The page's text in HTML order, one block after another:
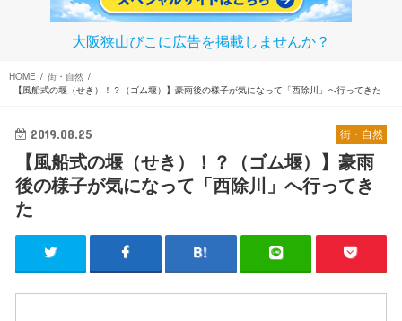
大阪狭山びこに広告を掲載しませんか？
HOME
街・自然
【風船式の堰（せき）！？（ゴム堰）】豪雨後の様子が気になって「西除川」へ行ってきた
街・自然
2019.08.25
【風船式の堰（せき）！？（ゴム堰）】豪雨
後の様子が気になって「西除川」へ行ってき
た